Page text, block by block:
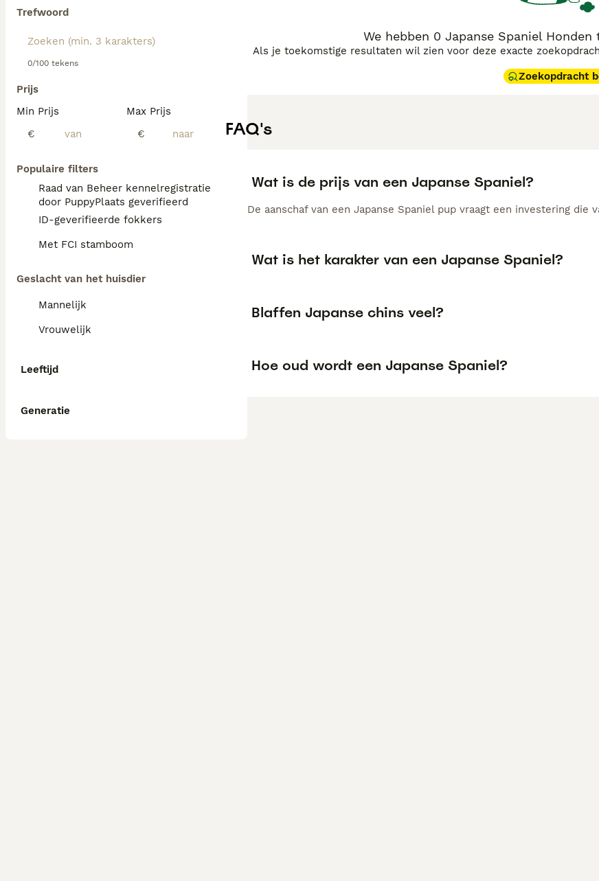
Trefwoord
0/100 tekens
Prijs
Min Prijs
€
Max Prijs
€
Populaire filters
Raad van Beheer kennelregistratie
door PuppyPlaats geverifieerd
ID-geverifieerde fokkers
Met FCI stamboom
Geslacht van het huisdier
Mannelijk
Vrouwelijk
Leeftijd
Generatie
We hebben 0 Japanse Spaniel
Als je toekomstige resultaten wil zien voor deze exacte
Zoekopdracht
FAQ's
Wat is de prijs van een Japanse Spaniel?
De aanschaf van een Japanse Spaniel pup vraagt een investering
Wat is het karakter van een Japanse Spaniel?
Blaffen Japanse chins veel?
Hoe oud wordt een Japanse Spaniel?